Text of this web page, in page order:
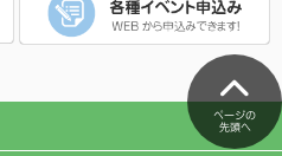
ページの
先頭へ